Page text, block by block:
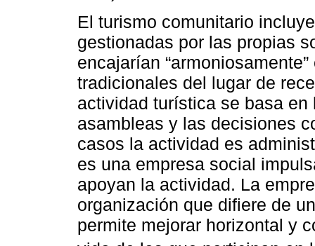
El turismo comunitario
gestionadas por las propias
encajarían
tradicionales del lugar de
actividad turística se basa
asambleas y las decisiones
casos la actividad es
es una empresa social
apoyan la actividad. La
organización que difiere de
permite mejorar horizontal y